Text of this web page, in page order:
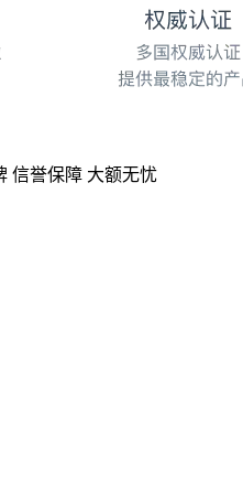
信誉保障 大额无忧